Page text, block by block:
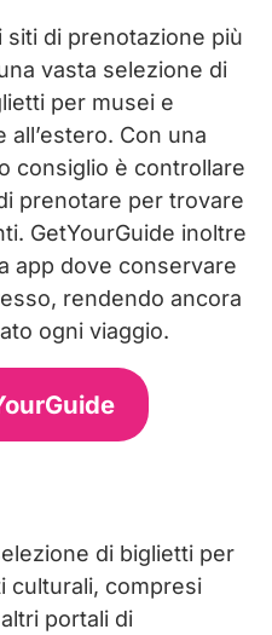
siti di prenotazione più
vasta selezione di
per musei e
all’estero. Con una
consiglio è controllare
prenotare per trovare
GetYourGuide inoltre
app dove conservare
rendendo ancora
ogni viaggio.
di biglietti per
culturali, compresi
portali di